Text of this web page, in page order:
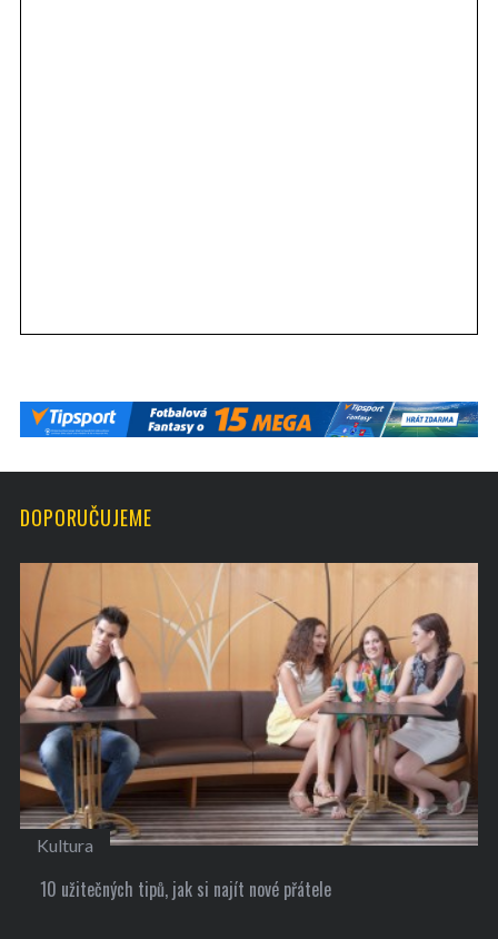
DOPORUČUJEME
Kultura
10 užitečných tipů, jak si najít nové přátele